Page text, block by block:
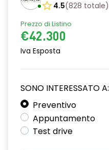
4.5(828 totale)
Prezzo di Listino
€42.300
Iva Esposta
SONO INTERESSATO A:
Preventivo
Appuntamento
Test drive